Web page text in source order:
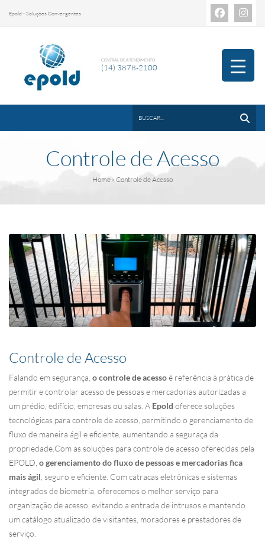
Epold - Soluções Convergentes
CENTRAL DE ATENDIMENTO
(14) 3878-2100
Controle de Acesso
Home » Controle de Acesso
Controle de Acesso
Falando em segurança, o controle de acessoé referência à prática de
permitir e controlar acesso de pessoas e mercadorias autorizadas a
um prédio, edifício, empresas ou salas. A Epold oferece soluções
tecnológicas para controle de acesso, permitindo o gerenciamento de
fluxo de maneira ágil e eficiente, aumentando a seguraça da
propriedade.Com as soluções para controle de acesso oferecidas pela
EPOLD, o gerenciamento do fluxo de pessoas e mercadorias fica
mais ágil , seguro e eficiente. Com catracas eletrônicas e sistemas
integrados de biometria, oferecemos o melhor serviço para
organização de acesso, evitando a entrada de intrusos e mantendo
um catálogo atualizado de visitantes, moradores e prestadores de
serviço.